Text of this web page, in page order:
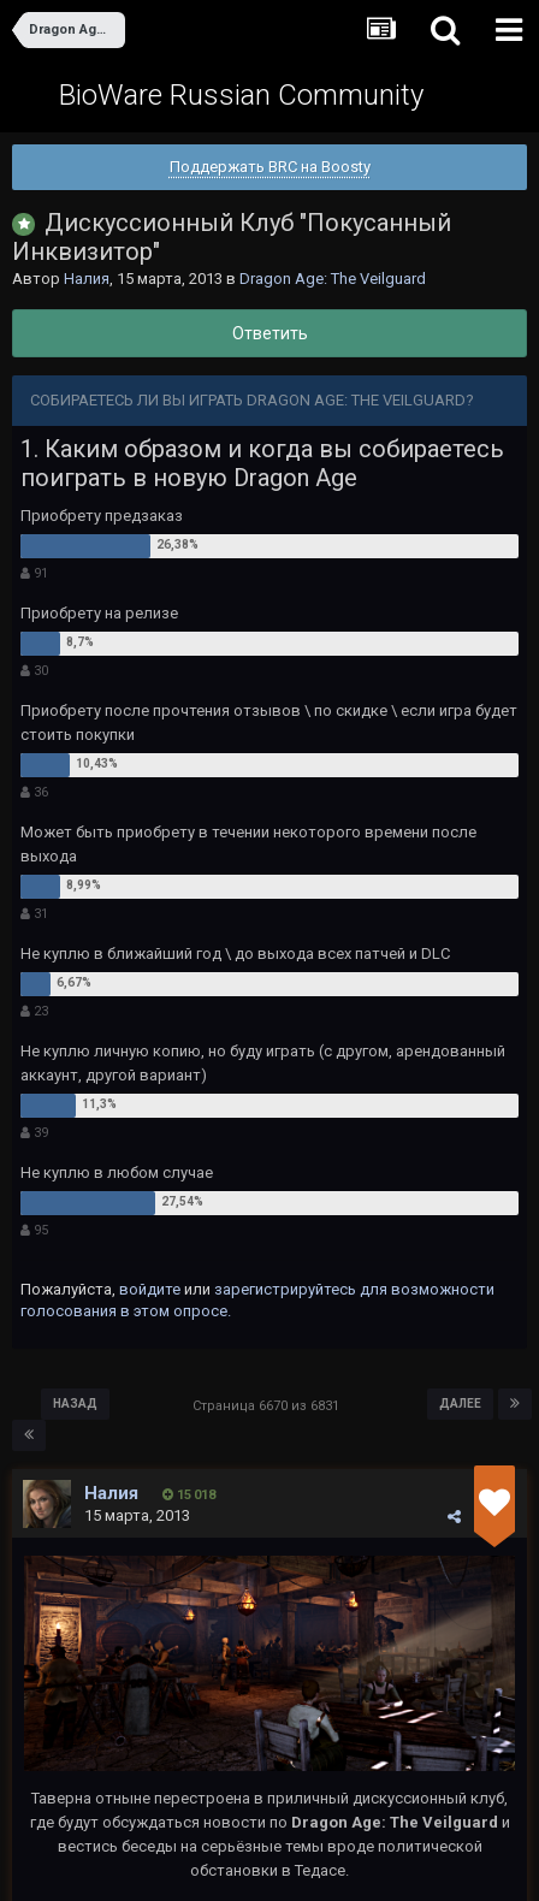
Dragon Age: The Veilguard
BioWare Russian Community
Поддержать BRC на Boosty
Дискуссионный Клуб "Покусанный
Инквизитор"
Автор Налия, 15 марта, 2013 в Dragon Age: The Veilguard
Ответить
СОБИРАЕТЕСЬ ЛИ ВЫ ИГРАТЬ DRAGON AGE: THE VEILGUARD?
1. Каким образом и когда вы собираетесь
поиграть в новую Dragon Age
Приобрету предзаказ
91
Приобрету на релизе
30
Приобрету после прочтения отзывов \ по скидке \ если игра будет
стоить покупки
36
Может быть приобрету в течении некоторого времени после
выхода
31
Не куплю в ближайший год \ до выхода всех патчей и DLC
23
Не куплю личную копию, но буду играть (с другом, арендованный
аккаунт, другой вариант)
39
Не куплю в любом случае
95
Пожалуйста, войдите или зарегистрируйтесь для возможности
голосования в этом опросе.
НАЗАД ДАЛЕЕ
Страница 6670 из 6831
Налия 15 018
15 марта, 2013
Таверна отныне перестроена в приличный дискуссионный клуб,
где будут обсуждаться новости по Dragon Age: The Veilguard и
вестись беседы на серьёзные темы вроде политической
обстановки в Тедасе.